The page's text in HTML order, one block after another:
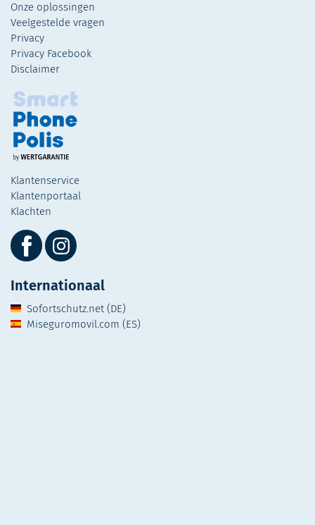
Onze oplossingen
Veelgestelde vragen
Privacy
Privacy Facebook
Disclaimer
Klantenservice
Klantenportaal
Klachten
Internationaal
Sofortschutz.net (DE)
Miseguromovil.com (ES)